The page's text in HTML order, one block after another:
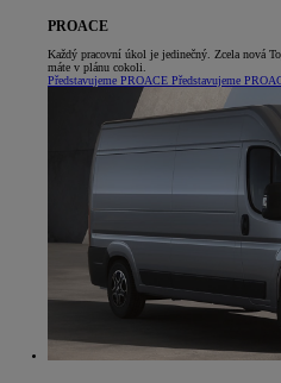
PROACE
Každý pracovní úkol je jedinečný. Zcela nová
máte v plánu cokoli.
Představujeme PROACE Představujeme